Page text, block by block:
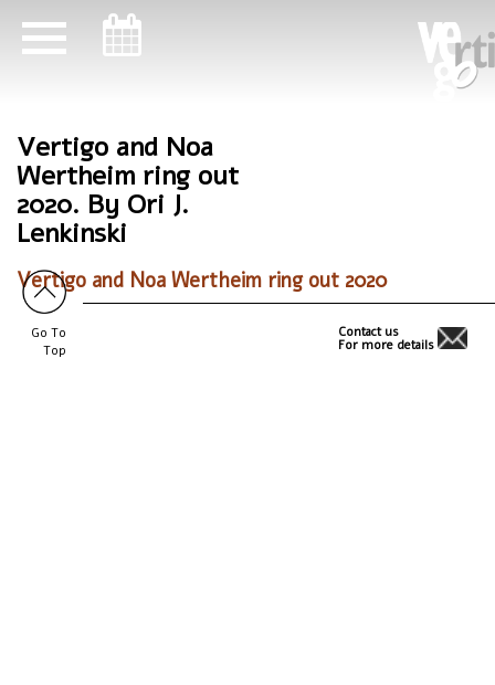
Vertigo and Noa
Wertheim ring out
2020. By Ori J.
Lenkinski
Vertigo and Noa Wertheim ring out 2020
Go To
Top
Contact us
For more details
ניווט במקלדת